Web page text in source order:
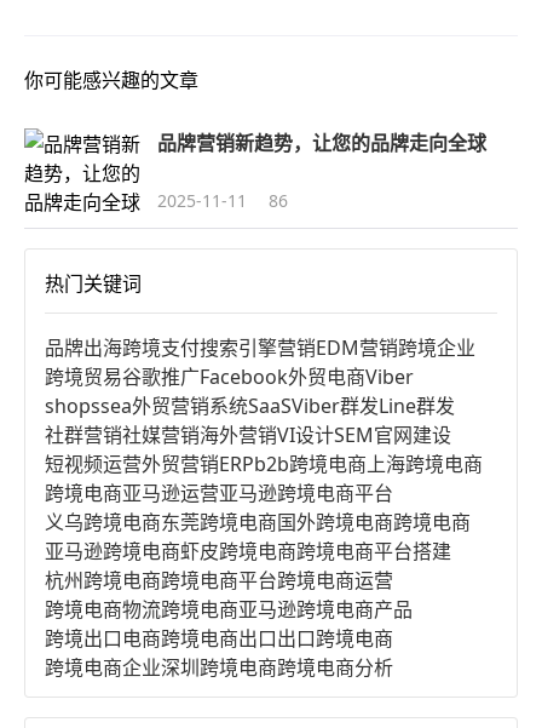
你可能感兴趣的文章
品牌营销新趋势，让您的品牌走向全球
2025-11-11 86
热门关键词
品牌出海跨境支付搜索引擎营销EDM营销跨境企业
跨境贸易谷歌推广Facebook外贸电商Viber
shopssea外贸营销系统SaaSViber群发Line群发
社群营销社媒营销海外营销VI设计SEM官网建设
短视频运营外贸营销ERPb2b跨境电商上海跨境电商
跨境电商亚马逊运营亚马逊跨境电商平台
义乌跨境电商东莞跨境电商国外跨境电商跨境电商
亚马逊跨境电商虾皮跨境电商跨境电商平台搭建
杭州跨境电商跨境电商平台跨境电商运营
跨境电商物流跨境电商亚马逊跨境电商产品
跨境出口电商跨境电商出口出口跨境电商
跨境电商企业深圳跨境电商跨境电商分析
进口跨境电商跨境电商服务广州跨境电商